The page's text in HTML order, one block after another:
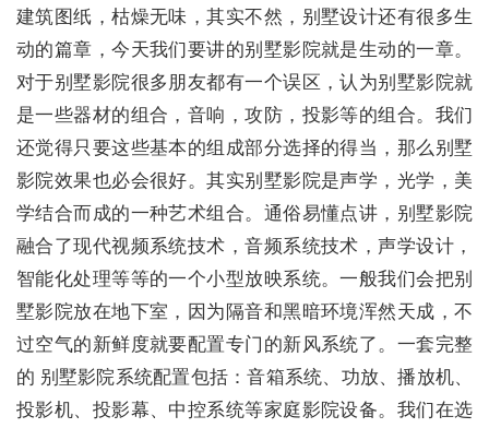
建筑图纸，枯燥无味，其实不然，别墅设计还有很多生
动的篇章，今天我们要讲的别墅影院就是生动的一章。
对于别墅影院很多朋友都有一个误区，认为别墅影院就
是一些器材的组合，音响，攻防，投影等的组合。我们
还觉得只要这些基本的组成部分选择的得当，那么别墅
影院效果也必会很好。其实别墅影院是声学，光学，美
学结合而成的一种艺术组合。通俗易懂点讲，别墅影院
融合了现代视频系统技术，音频系统技术，声学设计，
智能化处理等等的一个小型放映系统。一般我们会把别
墅影院放在地下室，因为隔音和黑暗环境浑然天成，不
过空气的新鲜度就要配置专门的新风系统了。一套完整
的 别墅影院系统配置包括：音箱系统、功放、播放机、
投影机、投影幕、中控系统等家庭影院设备。我们在选